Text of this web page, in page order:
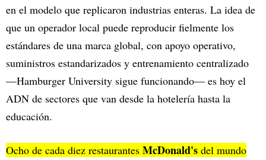
en el modelo que replicaron industrias enteras. La idea de
que un operador local puede reproducir fielmente los
estándares de una marca global, con apoyo operativo,
suministros estandarizados y entrenamiento centralizado
—Hamburger University sigue funcionando— es hoy el
ADN de sectores que van desde la hotelería hasta la
educación.
Ocho de cada diez restaurantes McDonald's del mundo